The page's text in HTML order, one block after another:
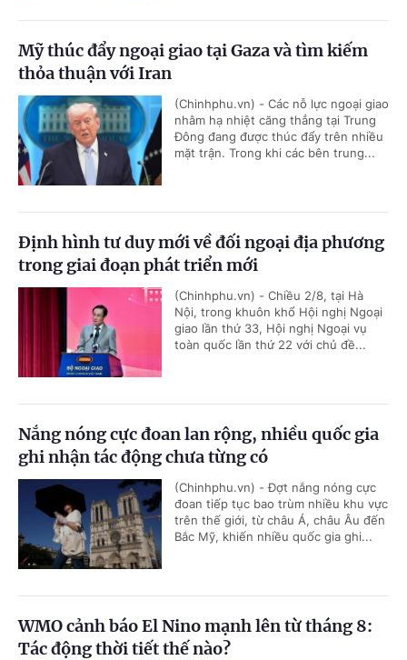
Mỹ thúc đẩy ngoại giao tại Gaza và tìm kiếm
thỏa thuận với Iran
(Chinhphu.vn) - Các nỗ lực ngoại giao
nhằm hạ nhiệt căng thẳng tại Trung
Đông đang được thúc đẩy trên nhiều
mặt trận. Trong khi các bên trung...
Định hình tư duy mới về đối ngoại địa phương
trong giai đoạn phát triển mới
(Chinhphu.vn) - Chiều 2/8, tại Hà
Nội, trong khuôn khổ Hội nghị Ngoại
giao lần thứ 33, Hội nghị Ngoại vụ
toàn quốc lần thứ 22 với chủ đề...
Nắng nóng cực đoan lan rộng, nhiều quốc gia
ghi nhận tác động chưa từng có
(Chinhphu.vn) - Đợt nắng nóng cực
đoan tiếp tục bao trùm nhiều khu vực
trên thế giới, từ châu Á, châu Âu đến
Bắc Mỹ, khiến nhiều quốc gia ghi...
WMO cảnh báo El Nino mạnh lên từ tháng 8:
Tác động thời tiết thế nào?